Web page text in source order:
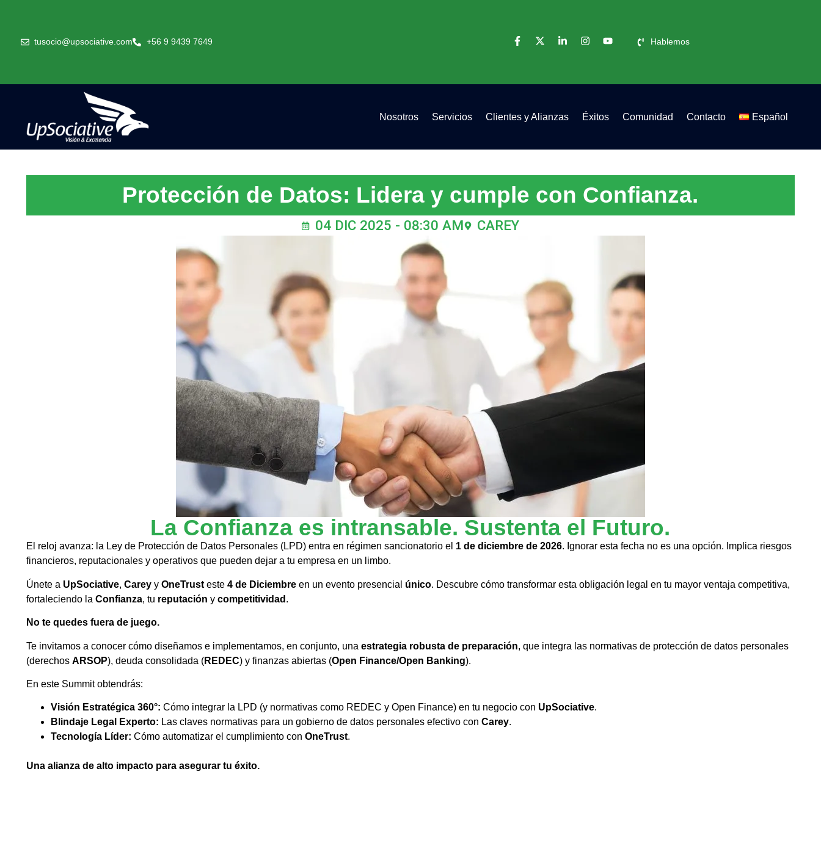
tusocio@upsociative.com +56 9 9439 7649 Hablemos
Nosotros Servicios Clientes y Alianzas Éxitos Comunidad Contacto Español
Protección de Datos: Lidera y cumple con Confianza.
04 DIC 2025 - 08:30 AM CAREY
La Confianza es intransable. Sustenta el Futuro.
El reloj avanza: la Ley de Protección de Datos Personales (LPD) entra en régimen sancionatorio el 1 de diciembre de 2026. Ignorar esta fecha no es una opción. Implica riesgos
financieros, reputacionales y operativos que pueden dejar a tu empresa en un limbo.
Únete a UpSociative,Carey yOneTrust este4 de Diciembre en un evento presencial único. Descubre cómo transformar esta obligación legal en tu mayor ventaja competitiva,
fortaleciendo laConfianza, tu reputación ycompetitividad .
No te quedes fuera de juego.
Te invitamos a conocer cómo diseñamos e implementamos, en conjunto, unaestrategia robusta de preparación, que integra las normativas de protección de datos personales
(derechosARSOP), deuda consolidada (REDEC) y finanzas abiertas (Open Finance/Open Banking).
En este Summit obtendrás:
Visión Estratégica 360°: Cómo integrar la LPD (y normativas como REDEC y Open Finance) en tu negocio con UpSociative.
Blindaje Legal Experto: Las claves normativas para un gobierno de datos personales efectivo conCarey.
Tecnología Líder: Cómo automatizar el cumplimiento conOneTrust.
Una alianza de alto impacto para asegurar tu éxito.